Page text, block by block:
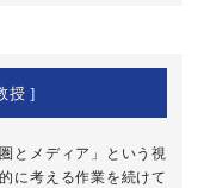
授 ]
とメディア」という視
に考える作業を続けて